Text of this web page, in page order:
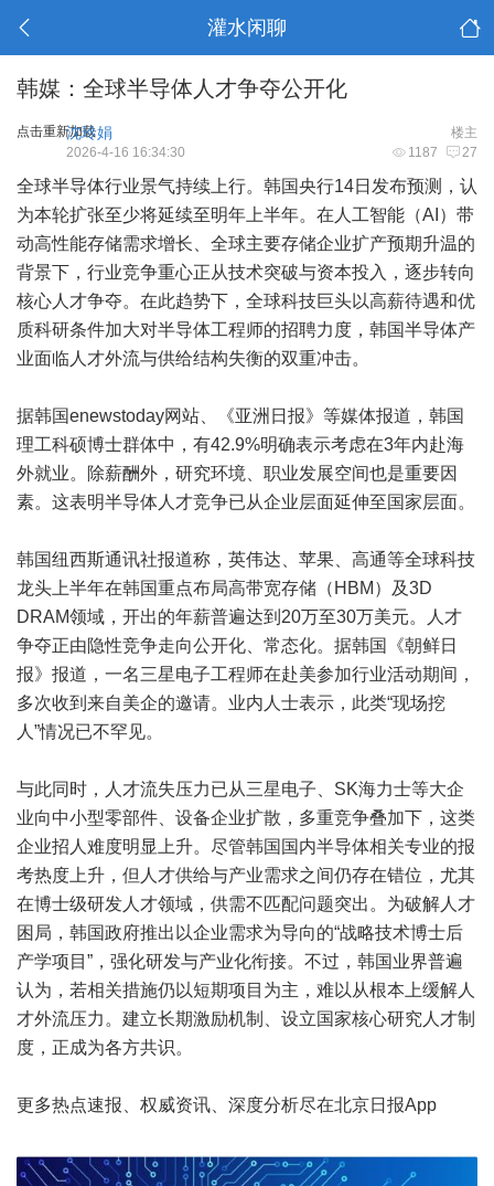
灌水闲聊
韩媒：全球半导体人才争夺公开化
点击重新加载 楼主
沈玲娟
1187 27
2026-4-16 16:34:30
全球半导体行业景气持续上行。韩国央行14日发布预测，认
为本轮扩张至少将延续至明年上半年。在人工智能（AI）带
动高性能存储需求增长、全球主要存储企业扩产预期升温的
背景下，行业竞争重心正从技术突破与资本投入，逐步转向
核心人才争夺。在此趋势下，全球科技巨头以高薪待遇和优
质科研条件加大对半导体工程师的招聘力度，韩国半导体产
业面临人才外流与供给结构失衡的双重冲击。
据韩国enewstoday网站、《亚洲日报》等媒体报道，韩国
理工科硕博士群体中，有42.9%明确表示考虑在3年内赴海
外就业。除薪酬外，研究环境、职业发展空间也是重要因
素。这表明半导体人才竞争已从企业层面延伸至国家层面。
韩国纽西斯通讯社报道称，英伟达、苹果、高通等全球科技
龙头上半年在韩国重点布局高带宽存储（HBM）及3D
DRAM领域，开出的年薪普遍达到20万至30万美元。人才
争夺正由隐性竞争走向公开化、常态化。据韩国《朝鲜日
报》报道，一名三星电子工程师在赴美参加行业活动期间，
多次收到来自美企的邀请。业内人士表示，此类“现场挖
人”情况已不罕见。
与此同时，人才流失压力已从三星电子、SK海力士等大企
业向中小型零部件、设备企业扩散，多重竞争叠加下，这类
企业招人难度明显上升。尽管韩国国内半导体相关专业的报
考热度上升，但人才供给与产业需求之间仍存在错位，尤其
在博士级研发人才领域，供需不匹配问题突出。为破解人才
困局，韩国政府推出以企业需求为导向的“战略技术博士后
产学项目”，强化研发与产业化衔接。不过，韩国业界普遍
认为，若相关措施仍以短期项目为主，难以从根本上缓解人
才外流压力。建立长期激励机制、设立国家核心研究人才制
度，正成为各方共识。
更多热点速报、权威资讯、深度分析尽在北京日报App